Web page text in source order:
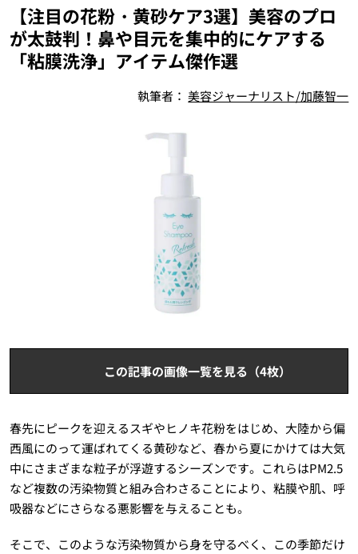
【注目の花粉・黄砂ケア3選】美容のプロ
が太鼓判！鼻や目元を集中的にケアする
「粘膜洗浄」アイテム傑作選
執筆者：美容ジャーナリスト/加藤智一
この記事の画像一覧を見る（4枚）
春先にピークを迎えるスギやヒノキ花粉をはじめ、大陸から偏
西風にのって運ばれてくる黄砂など、春から夏にかけては大気
中にさまざまな粒子が浮遊するシーズンです。これらはPM2.5
など複数の汚染物質と組み合わさることにより、粘膜や肌、呼
吸器などにさらなる悪影響を与えることも。
そこで、このような汚染物質から身を守るべく、この季節だけ